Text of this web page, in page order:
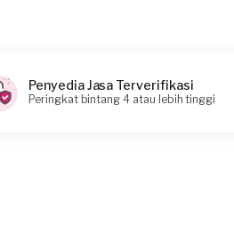
Penyedia Jasa Terverifikasi
Peringkat bintang 4 atau lebih tinggi